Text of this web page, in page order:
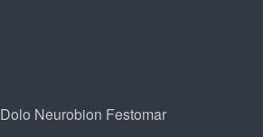
Dolo Neurobion Festomar